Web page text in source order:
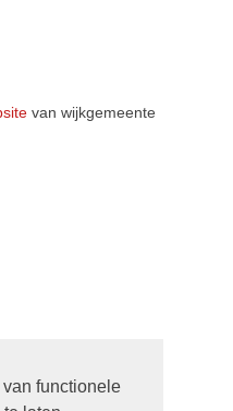
functionele
van wijkgemeente